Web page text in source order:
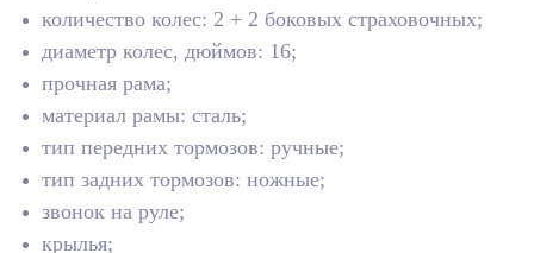
количество колес: 2 + 2 боковых страховочных;
диаметр колес, дюймов: 16;
прочная рама;
материал рамы: сталь;
тип передних тормозов: ручные;
тип задних тормозов: ножные;
звонок на руле;
крылья;